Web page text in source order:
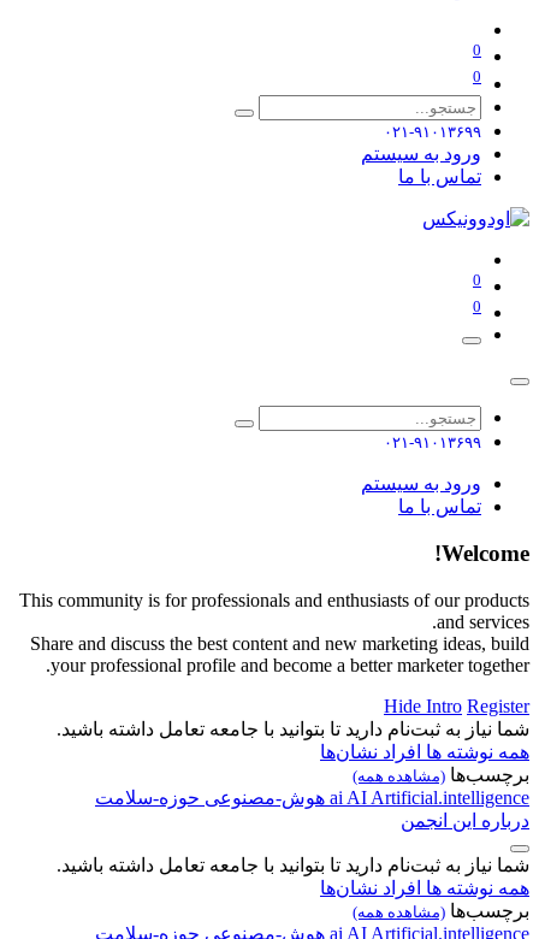
0
0
۰۲۱-۹۱۰۱۳۶۹۹
ورود به سیستم
تماس با ما
0
0
۰۲۱-۹۱۰۱۳۶۹۹
ورود به سیستم
تماس با ما
Welcome!
This community is for professionals and enthusiasts of our products
and services.
Share and discuss the best content and new marketing ideas, build
your professional profile and become a better marketer together.
Hide Intro Register
شما نیاز به ثبت‌نام دارید تا بتوانید با جامعه تعامل داشته باشید.
همه نوشته ها افراد نشان‌ها
برچسب‌ها (مشاهده همه)
ai AI Artificial.intelligence هوش-مصنوعی حوزه-سلامت
درباره این انجمن
شما نیاز به ثبت‌نام دارید تا بتوانید با جامعه تعامل داشته باشید.
همه نوشته ها افراد نشان‌ها
برچسب‌ها (مشاهده همه)
ai AI Artificial.intelligence هوش-مصنوعی حوزه-سلامت